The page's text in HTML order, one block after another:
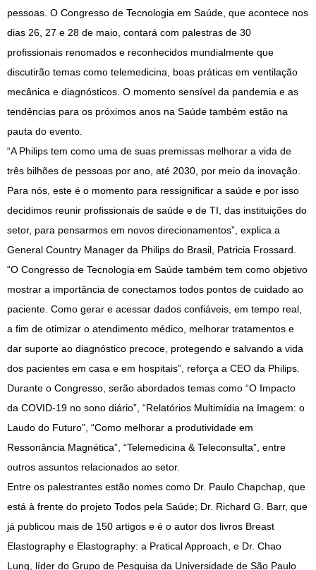
pessoas. O Congresso de Tecnologia em Saúde, que acontece nos
dias 26, 27 e 28 de maio, contará com palestras de 30
profissionais renomados e reconhecidos mundialmente que
discutirão temas como telemedicina, boas práticas em ventilação
mecânica e diagnósticos. O momento sensível da pandemia e as
tendências para os próximos anos na Saúde também estão na
pauta do evento.
“A Philips tem como uma de suas premissas melhorar a vida de
três bilhões de pessoas por ano, até 2030, por meio da inovação.
Para nós, este é o momento para ressignificar a saúde e por isso
decidimos reunir profissionais de saúde e de TI, das instituições do
setor, para pensarmos em novos direcionamentos”, explica a
General Country Manager da Philips do Brasil, Patricia Frossard.
“O Congresso de Tecnologia em Saúde também tem como objetivo
mostrar a importância de conectamos todos pontos de cuidado ao
paciente. Como gerar e acessar dados confiáveis, em tempo real,
a fim de otimizar o atendimento médico, melhorar tratamentos e
dar suporte ao diagnóstico precoce, protegendo e salvando a vida
dos pacientes em casa e em hospitais”, reforça a CEO da Philips.
Durante o Congresso, serão abordados temas como “O Impacto
da COVID-19 no sono diário”, “Relatórios Multimídia na Imagem: o
Laudo do Futuro”, “Como melhorar a produtividade em
Ressonância Magnética”, “Telemedicina & Teleconsulta”, entre
outros assuntos relacionados ao setor.
Entre os palestrantes estão nomes como Dr. Paulo Chapchap, que
está à frente do projeto Todos pela Saúde; Dr. Richard G. Barr, que
já publicou mais de 150 artigos e é o autor dos livros Breast
Elastography e Elastography: a Pratical Approach, e Dr. Chao
Lung, líder do Grupo de Pesquisa da Universidade de São Paulo